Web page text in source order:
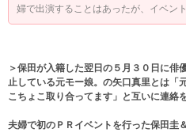
婦で出演することはあったが、イベン
＞保田が入籍した翌日の５月３０日に俳
止している元モー娘。の矢口真里とは「
こちょこ取り合ってます」と互いに連絡
夫婦で初のＰＲイベントを行った保田圭